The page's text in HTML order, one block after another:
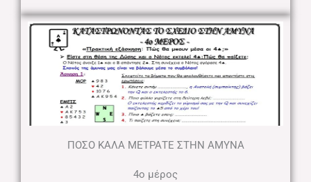
ΠΟΣΟ ΚΑΛΑ ΜΕΤΡΑΤΕ ΣΤΗΝ ΑΜΥΝΑ
4ο μέρος